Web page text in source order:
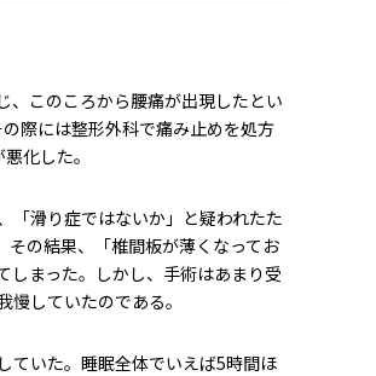
、このころから腰痛が出現したとい
際には整形外科で痛み止めを処方
化した。
「滑り症ではないか」と疑われたた
の結果、「椎間板が薄くなってお
しまった。しかし、手術はあまり受
していたのである。
ていた。睡眠全体でいえば5時間ほ